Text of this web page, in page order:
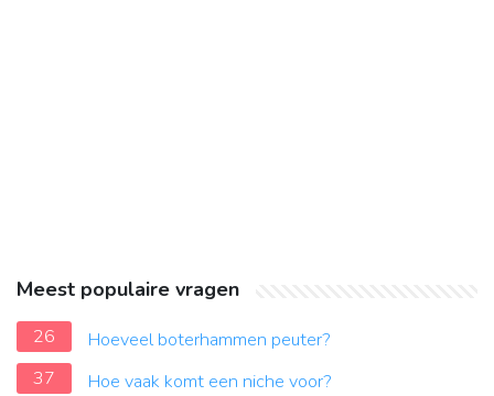
Meest populaire vragen
26
Hoeveel boterhammen peuter?
37
Hoe vaak komt een niche voor?